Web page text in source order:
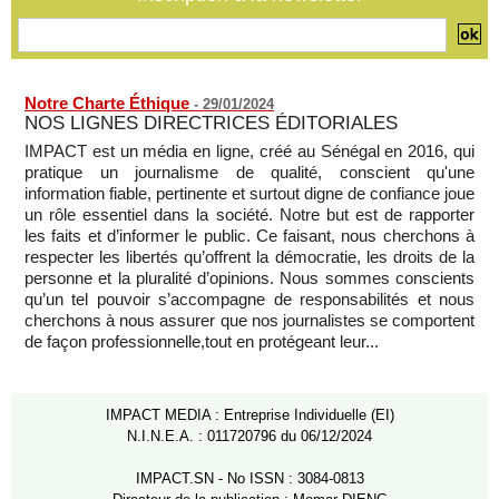
05/08/2026 -
Notre Charte Éthique - 29/01/2024
NOS LIGNES DIRECTRICES ÉDITORIALES
IMPACT est un média en ligne, créé au Sénégal en 2016, qui
pratique un journalisme de qualité, conscient qu'une
information fiable, pertinente et surtout digne de confiance joue
un rôle essentiel dans la société. Notre but est de rapporter
les faits et d’informer le public. Ce faisant, nous cherchons à
respecter les libertés qu’offrent la démocratie, les droits de la
personne et la pluralité d’opinions. Nous sommes conscients
qu’un tel pouvoir s’accompagne de responsabilités et nous
cherchons à nous assurer que nos journalistes se comportent
de façon professionnelle,tout en protégeant leur...
IMPACT MEDIA : Entreprise Individuelle (EI)
N.I.N.E.A. : 011720796 du 06/12/2024
IMPACT.SN - No ISSN : 3084-0813